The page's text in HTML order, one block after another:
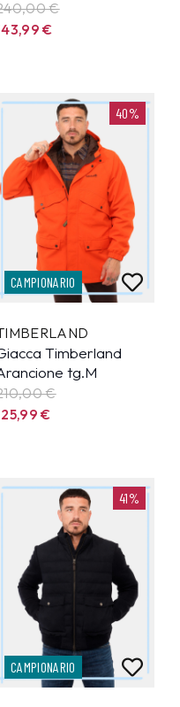
€
€
40%
CAMPIONARIO
Timberland
tg.M
€
€
41%
CAMPIONARIO